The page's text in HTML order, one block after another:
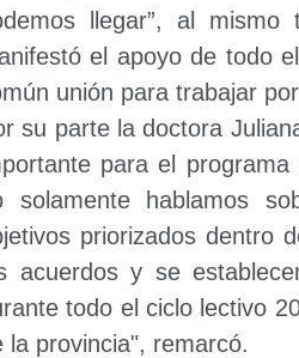
llegar”, al
el apoyo de todo
unión para trabajar
su parte la doctora
para el
solamente hablamos
priorizados dentro
acuerdos y se
todo el ciclo lectivo
la provincia", remarcó.